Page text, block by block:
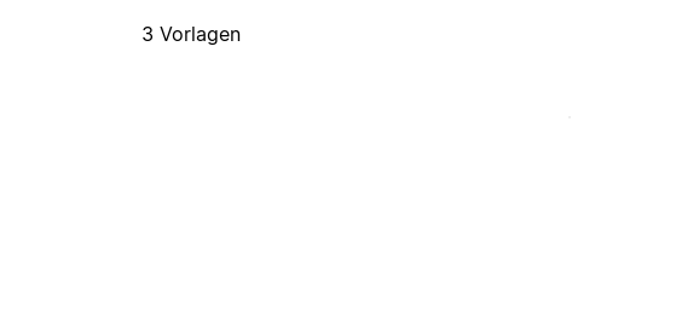
3 Vorlagen